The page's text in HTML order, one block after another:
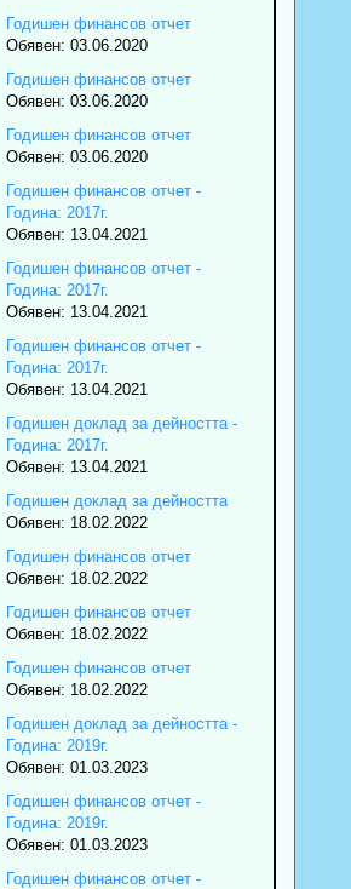
Годишен финансов отчет
Обявен: 03.06.2020
Годишен финансов отчет
Обявен: 03.06.2020
Годишен финансов отчет
Обявен: 03.06.2020
Годишен финансов отчет -
Година: 2017г.
Обявен: 13.04.2021
Годишен финансов отчет -
Година: 2017г.
Обявен: 13.04.2021
Годишен финансов отчет -
Година: 2017г.
Обявен: 13.04.2021
Годишен доклад за дейността -
Година: 2017г.
Обявен: 13.04.2021
Годишен доклад за дейността
Обявен: 18.02.2022
Годишен финансов отчет
Обявен: 18.02.2022
Годишен финансов отчет
Обявен: 18.02.2022
Годишен финансов отчет
Обявен: 18.02.2022
Годишен доклад за дейността -
Година: 2019г.
Обявен: 01.03.2023
Годишен финансов отчет -
Година: 2019г.
Обявен: 01.03.2023
Годишен финансов отчет -